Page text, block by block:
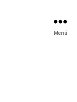
Menú